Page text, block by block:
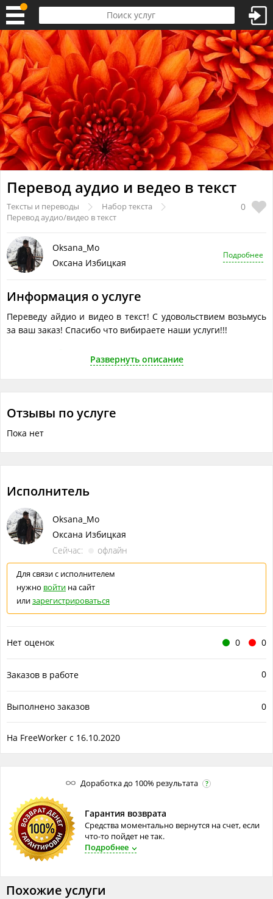
Перевод аудио и ведео в текст
0
Тексты и переводы
Набор текста
Перевод аудио/видео в текст
Oksana_Mo
Оксана Избицкая
Подробнее
Информация о услуге
Переведу айдио и видео в текст! С удовольствием возьмусь
за ваш заказ! Спасибо что вибираете наши услуги!!!
Развернуть описание
Отзывы по услуге
Пока нет
Доработка до 100% результата ?
Гарантия возврата
Средства моментально вернутся на счет, если
что-то пойдет не так.
Подробнее
Исполнитель
Oksana_Mo
Оксана Избицкая
Сейчас:
офлайн
Для связи с исполнителем
нужно войти на сайт
илизарегистрироваться
0 0
Нет оценок
0
Заказов в работе
0
Выполнено заказов
На FreeWorker с 16.10.2020
Похожие услуги